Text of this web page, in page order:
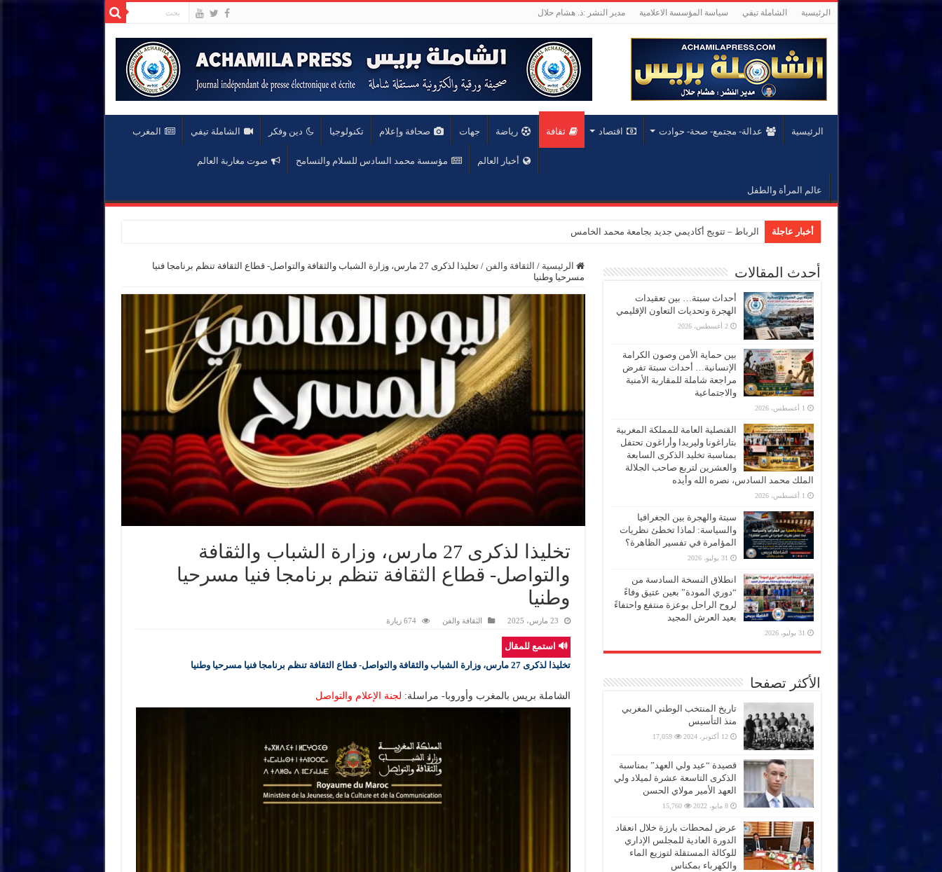
الرئيسية الشاملة تيفي سياسة المؤسسة الاعلامية مدير النشر :ذ. هشام حلال
الرئيسية عدالة- مجتمع- صحة- حوادت اقتصاد ثقافة رياضة جهات صحافة وإعلام تكنولوجيا دين وفكر الشاملة تيفي المغرب
أخبار العالم مؤسسة محمد السادس للسلام والتسامح صوت مغاربة العالم
عالم المرأة والطفل
أخبار عاجلة المؤسسة الدبلوماسية تنظم الدورة 156 للم
الرئيسية / الثقافة والفن /
تخليذا لذكرى 27 مارس، وزارة الشباب والثقافة والتواصل- قطاع الثقافة تنظم برنامجا فنيا
مسرحيا وطنيا
تخليذا لذكرى 27 مارس، وزارة الشباب والثقافة
والتواصل- قطاع الثقافة تنظم برنامجا فنيا مسرحيا
وطنيا
23 مارس، 2025 الثقافة والفن 674 زيارة
🔊 استمع للمقال
تخليذا لذكرى 27 مارس، وزارة الشباب والثقافة والتواصل- قطاع الثقافة تنظم برنامجا فنيا مسرحيا وطنيا
الشاملة بريس بالمغرب وأوروبا- مراسلة: لجنة الإعلام والتواصل
أحدث المقالات
أحداث سبتة… بين تعقيدات
الهجرة وتحديات التعاون الإقليمي
2 أغسطس، 2026
بين حماية الأمن وصون الكرامة
الإنسانية… أحداث سبتة تفرض
مراجعة شاملة للمقاربة الأمنية
والاجتماعية
1 أغسطس، 2026
القنصلية العامة للمملكة المغربية
بتاراغونا وليريدا وأراغون تحتفل
بمناسبة تخليد الذكرى السابعة
والعشرين لتربع صاحب الجلالة
الملك محمد السادس، نصره الله وأيده
1 أغسطس، 2026
سبتة والهجرة بين الجغرافيا
والسياسة: لماذا تخطئ نظريات
المؤامرة في تفسير الظاهرة؟
31 يوليو، 2026
انطلاق النسخة السادسة من
“دوري المودة” بعين عتيق وفاءً
لروح الراحل بوعزة منتفع واحتفاءً
بعيد العرش المجيد
31 يوليو، 2026
الأكثر تصفحا
تاريخ المنتخب الوطني المغربي
منذ التأسيس
12 أكتوبر، 2024 17,059
قصيدة “عيد ولي العهد” بمناسبة
الذكرى التاسعة عشرة لميلاد ولي
العهد الأمير مولاي الحسن
8 مايو، 2022 15,760
عرض لمحطات بارزة خلال انعقاد
الدورة العادية للمجلس الإداري
للوكالة المستقلة لتوزيع الماء
والكهرباء بمكناس